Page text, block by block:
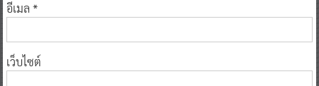
อีเมล *
เว็บไซต์